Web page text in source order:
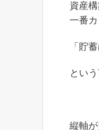
資産
一番
「貯
とい
縦軸